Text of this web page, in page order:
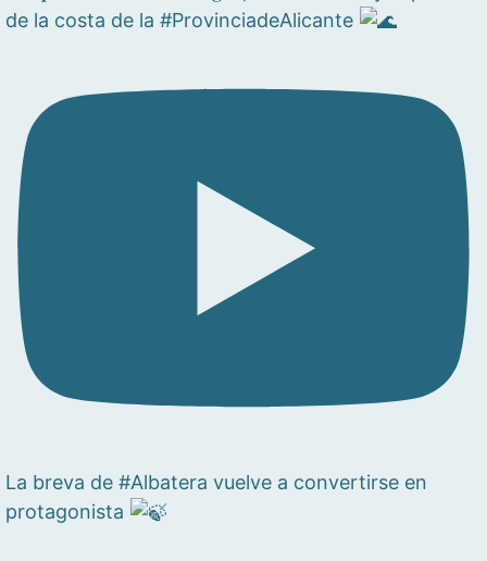
de la costa de la #ProvinciadeAlicante
La breva de #Albatera vuelve a convertirse en
protagonista